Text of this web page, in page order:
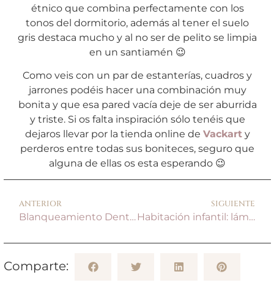
étnico que combina perfectamente con los
tonos del dormitorio, además al tener el suelo
gris destaca mucho y al no ser de pelito se limpia
en un santiamén 😉
Como veis con un par de estanterías, cuadros y
jarrones podéis hacer una combinación muy
bonita y que esa pared vacía deje de ser aburrida
y triste. Si os falta inspiración sólo tenéis que
dejaros llevar por la tienda online de Vackarty
perderos entre todas sus boniteces, seguro que
alguna de ellas os esta esperando 😉
ANTERIOR
Blanqueamiento Dental
SIGUIENTE
Habitación infantil: láminas decorativas
Comparte: